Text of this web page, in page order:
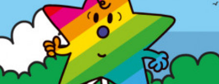
公众教育
专业知识
家长专区
成果效益